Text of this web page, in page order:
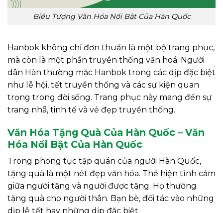
Biểu Tượng Văn Hóa Nổi Bật Của Hàn Quốc
Hanbok không chỉ đơn thuần là một bộ trang phục,
mà còn là một phần truyền thống văn hoá. Người
dân Hàn thường mặc Hanbok trong các dịp đặc biệt
như lễ hội, tết truyền thống và các sự kiện quan
trọng trong đời sống. Trang phục này mang đến sự
trang nhã, tinh tế và vẻ đẹp truyền thống.
Văn Hóa Tặng Quà Của Hàn Quốc – Văn
Hóa Nổi Bật Của Hàn Quốc
Trong phong tục tập quán của người Hàn Quốc,
tặng quà là một nét đẹp văn hóa. Thể hiện tình cảm
giữa người tặng và người được tặng. Họ thường
tặng quà cho người thân. Bạn bè, đối tác vào những
dịp lễ tết hay những dịp đặc biệt.